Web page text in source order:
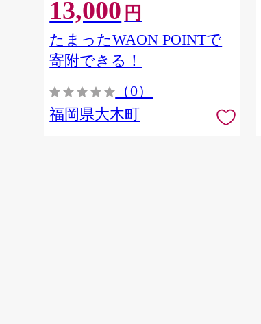
米 5kg × 2 ゆめつくし】CY009_01
13,000 円
たまったWAON POINTで
寄附できる！
（0）
福岡県大木町